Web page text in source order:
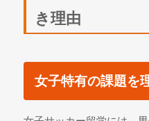
き理由
女子特有の課題を